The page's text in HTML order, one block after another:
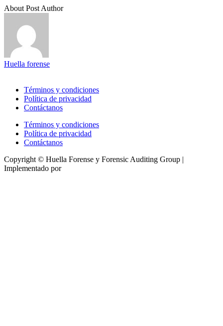
About Post Author
Huella forense
Términos y condiciones
Política de privacidad
Contáctanos
Términos y condiciones
Política de privacidad
Contáctanos
Copyright © Huella Forense y Forensic Auditing Group |
Implementado por